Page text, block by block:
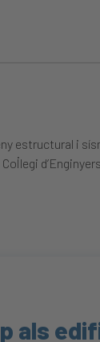
estructural i
als